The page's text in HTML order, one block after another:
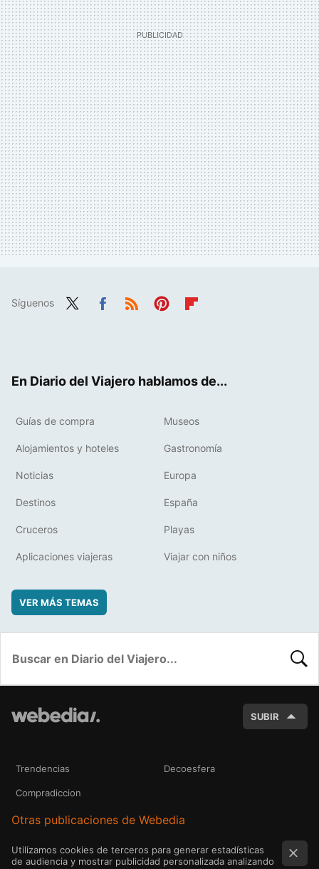
Síguenos
En Diario del Viajero hablamos de...
Guías de compra Museos
Alojamientos y hoteles Gastronomía
Noticias Europa
Destinos España
Cruceros Playas
Aplicaciones viajeras Viajar con niños
VER MÁS TEMAS
SUBIR
Trendencias Decoesfera
Compradiccion
Otras publicaciones de Webedia
Utilizamos cookies de terceros para generar estadísticas
de audiencia y mostrar publicidad personalizada analizando